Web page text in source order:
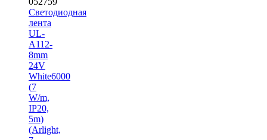
Светодиодная
лента
UL-
A112-
8mm
24V
White6000
(7
W/m,
IP20,
5m)
(Arlight,